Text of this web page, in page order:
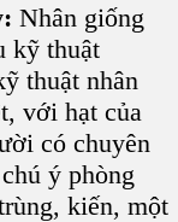
Nhân giống
kỹ thuật
thuật nhân
với hạt của
có chuyên
ý phòng
kiến, một